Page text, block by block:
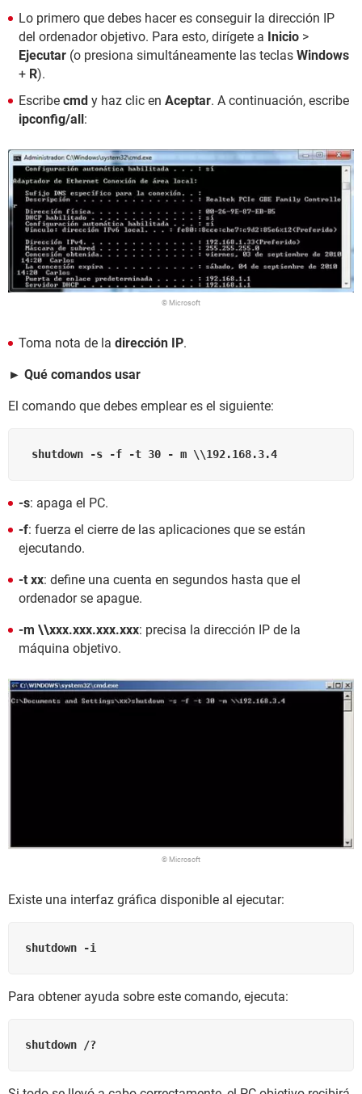
Lo primero que debes hacer es conseguir la dirección IP
del ordenador objetivo. Para esto, dirígete a Inicio >
Ejecutar (o presiona simultáneamente las teclas Windows
+ R).
Escribe cmd y haz clic en Aceptar. A continuación, escribe
ipconfig/all:
© Microsoft
Toma nota de la dirección IP.
► Qué comandos usar
El comando que debes emplear es el siguiente:
shutdown -s -f -t 30 - m \\192.168.3.4
-s: apaga el PC.
-f: fuerza el cierre de las aplicaciones que se están
ejecutando.
-t xx: define una cuenta en segundos hasta que el
ordenador se apague.
-m \\xxx.xxx.xxx.xxx: precisa la dirección IP de la
máquina objetivo.
© Microsoft
Existe una interfaz gráfica disponible al ejecutar:
shutdown -i
Para obtener ayuda sobre este comando, ejecuta:
shutdown /?